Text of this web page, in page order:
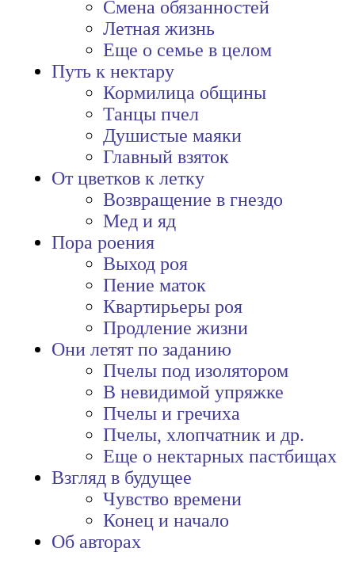
Смена обязанностей
Летная жизнь
Еще о семье в целом
Путь к нектару
Кормилица общины
Танцы пчел
Душистые маяки
Главный взяток
От цветков к летку
Возвращение в гнездо
Мед и яд
Пора роения
Выход роя
Пение маток
Квартирьеры роя
Продление жизни
Они летят по заданию
Пчелы под изолятором
В невидимой упряжке
Пчелы и гречиха
Пчелы, хлопчатник и др.
Еще о нектарных пастбищах
Взгляд в будущее
Чувство времени
Конец и начало
Об авторах